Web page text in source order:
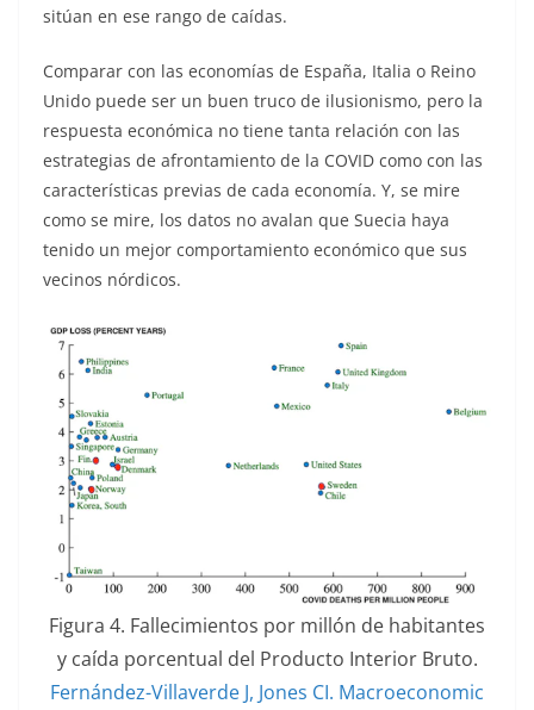
sitúan en ese rango de caídas.
Comparar con las economías de España, Italia o Reino
Unido puede ser un buen truco de ilusionismo, pero la
respuesta económica no tiene tanta relación con las
estrategias de afrontamiento de la COVID como con las
características previas de cada economía. Y, se mire
como se mire, los datos no avalan que Suecia haya
tenido un mejor comportamiento económico que sus
vecinos nórdicos.
Figura 4. Fallecimientos por millón de habitantes
y caída porcentual del Producto Interior Bruto.
Fernández-Villaverde J, Jones CI. Macroeconomic